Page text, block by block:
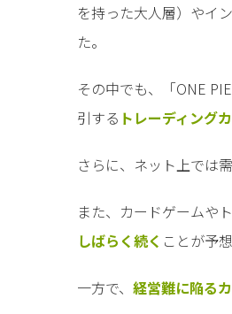
を持った大人層）やイ
た。
その中でも、「ONE
引する トレーディング
さらに、ネット上では
また、カードゲームや
しばらく続く ことが予
一方で、 経営難に陥る